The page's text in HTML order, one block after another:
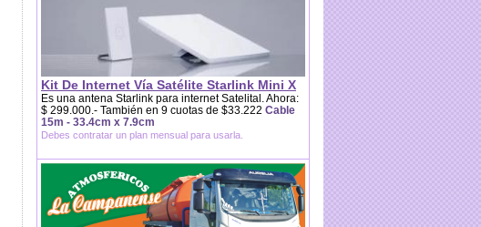
Kit De Internet Vía Satélite Starlink Mini X
Es una antena Starlink para internet Satelital. Ahora:
$ 299.000.- También en 9 cuotas de $33.222 Cable
15m - 33.4cm x 7.9cm
Debes contratar un plan mensual para usarla.